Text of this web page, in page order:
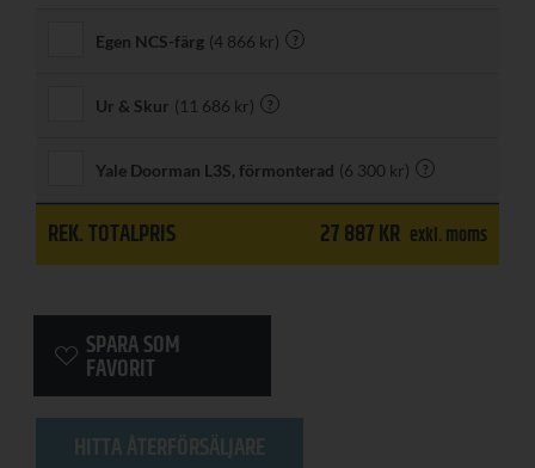
Egen NCS-färg (4 866 kr) ?
Ur & Skur (11 686 kr) ?
Yale Doorman L3S, förmonterad (6 300 kr) ?
REK. TOTALPRIS 27 887KR exkl. moms
SPARA SOM
FAVORIT
HITTA ÅTERFÖRSÄLJARE